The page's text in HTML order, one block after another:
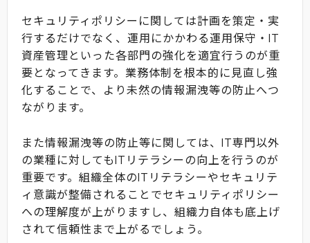
セキュリティポリシーに関しては計画を策定・実
行するだけでなく、運用にかかわる運用保守・IT
資産管理といった各部門の強化を適宜行うのが重
要となってきます。業務体制を根本的に見直し強
化することで、より未然の情報漏洩等の防止へつ
ながります。
また情報漏洩等の防止等に関しては、IT専門以外
の業種に対してもITリテラシーの向上を行うのが
重要です。組織全体のITリテラシーやセキュリテ
ィ意識が整備されることでセキュリティポリシー
への理解度が上がりますし、組織力自体も底上げ
されて信頼性まで上がるでしょう。